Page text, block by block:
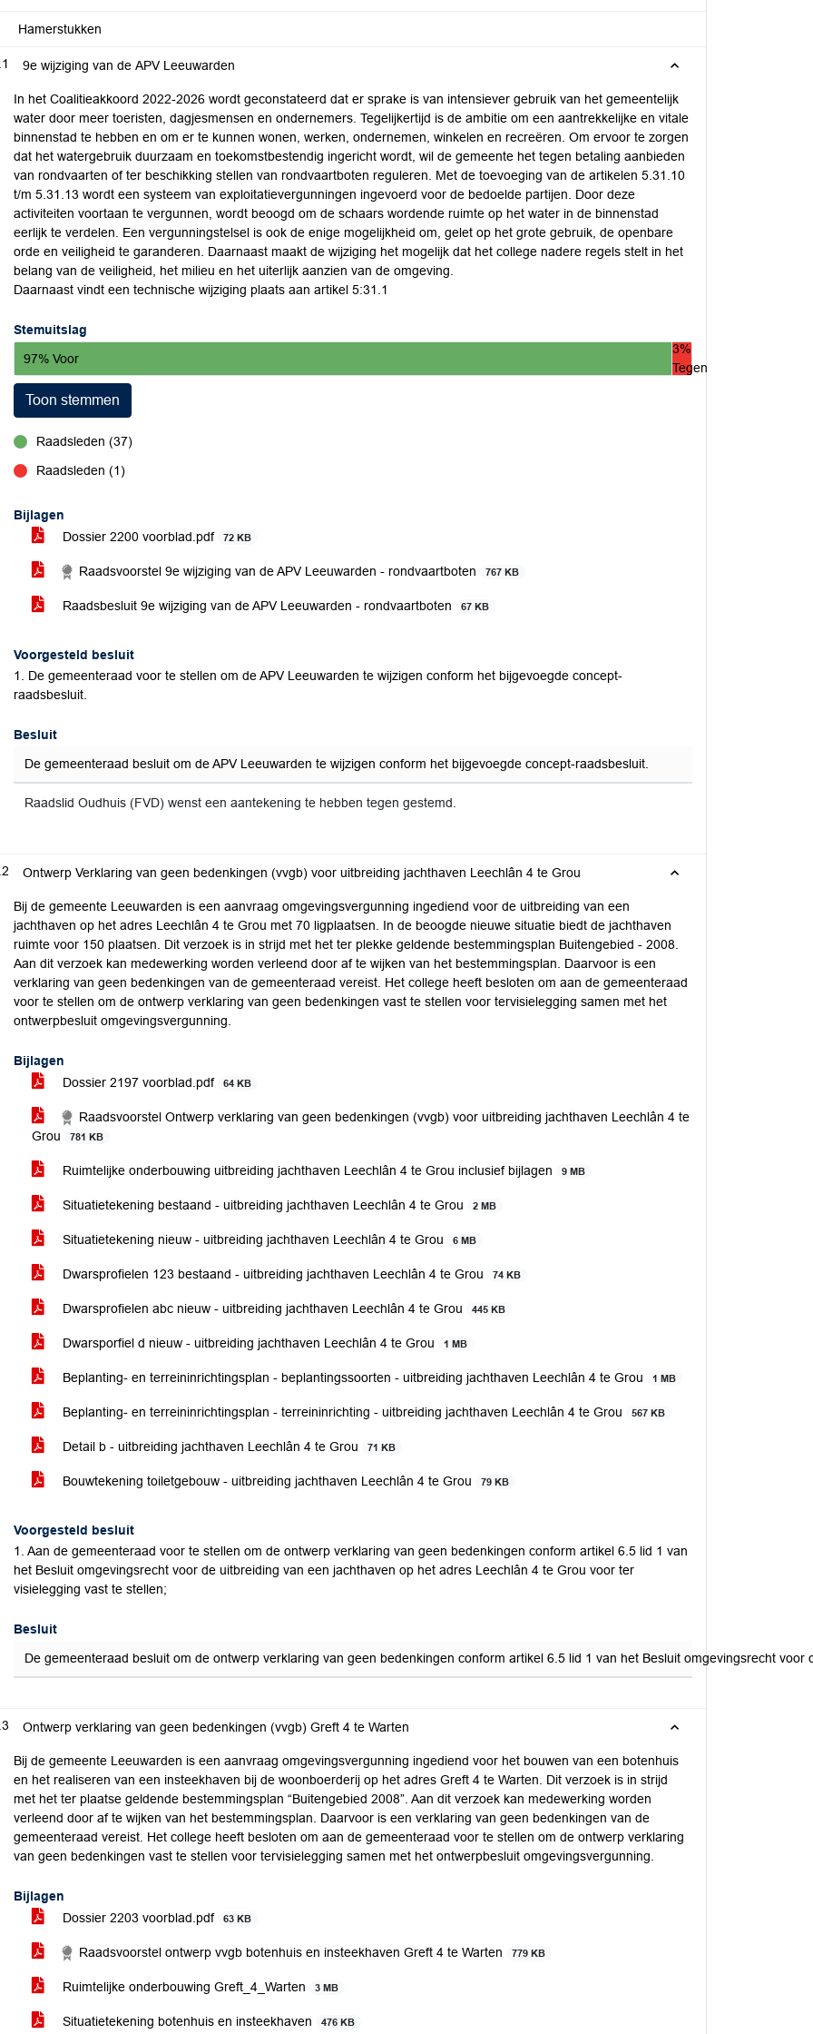
Hamerstukken
9e wijziging van de APV Leeuwarden
In het Coalitieakkoord 2022-2026 wordt geconstateerd dat er sprake is van intensiever gebruik van het gemeentelijk
water door meer toeristen, dagjesmensen en ondernemers. Tegelijkertijd is de ambitie om een aantrekkelijke en vitale
binnenstad te hebben en om er te kunnen wonen, werken, ondernemen, winkelen en recreëren. Om ervoor te zorgen
dat het watergebruik duurzaam en toekomstbestendig ingericht wordt, wil de gemeente het tegen betaling aanbieden
van rondvaarten of ter beschikking stellen van rondvaartboten reguleren. Met de toevoeging van de artikelen 5.31.10
t/m 5.31.13 wordt een systeem van exploitatievergunningen ingevoerd voor de bedoelde partijen. Door deze
activiteiten voortaan te vergunnen, wordt beoogd om de schaars wordende ruimte op het water in de binnenstad
eerlijk te verdelen. Een vergunningstelsel is ook de enige mogelijkheid om, gelet op het grote gebruik, de openbare
orde en veiligheid te garanderen. Daarnaast maakt de wijziging het mogelijk dat het college nadere regels stelt in het
belang van de veiligheid, het milieu en het uiterlijk aanzien van de omgeving.
Daarnaast vindt een technische wijziging plaats aan artikel 5:31.1
Stemuitslag
97% Voor
3%
Tegen
Toon stemmen
Raadsleden (37)
Raadsleden (1)
Bijlagen
Dossier 2200 voorblad.pdf
72 KB
Raadsvoorstel 9e wijziging van de APV Leeuwarden - rondvaartboten 767 KB
Raadsbesluit 9e wijziging van de APV Leeuwarden - rondvaartboten 67 KB
Voorgesteld besluit
1. De gemeenteraad voor te stellen om de APV Leeuwarden te wijzigen conform het bijgevoegde concept-
raadsbesluit.
Besluit
De gemeenteraad besluit om de APV Leeuwarden te wijzigen conform het bijgevoegde concept-raadsbesluit.
Raadslid Oudhuis (FVD) wenst een aantekening te hebben tegen gestemd.
Ontwerp Verklaring van geen bedenkingen (vvgb) voor uitbreiding jachthaven Leechlân 4 te Grou
Bij de gemeente Leeuwarden is een aanvraag omgevingsvergunning ingediend voor de uitbreiding van een
jachthaven op het adres Leechlân 4 te Grou met 70 ligplaatsen. In de beoogde nieuwe situatie biedt de jachthaven
ruimte voor 150 plaatsen. Dit verzoek is in strijd met het ter plekke geldende bestemmingsplan Buitengebied - 2008.
Aan dit verzoek kan medewerking worden verleend door af te wijken van het bestemmingsplan. Daarvoor is een
verklaring van geen bedenkingen van de gemeenteraad vereist. Het college heeft besloten om aan de gemeenteraad
voor te stellen om de ontwerp verklaring van geen bedenkingen vast te stellen voor tervisielegging samen met het
ontwerpbesluit omgevingsvergunning.
Bijlagen
Dossier 2197 voorblad.pdf
64 KB
Raadsvoorstel Ontwerp verklaring van geen bedenkingen (vvgb) voor uitbreiding jachthaven Leechlân 4 te
Grou
781 KB
Ruimtelijke onderbouwing uitbreiding jachthaven Leechlân 4 te Grou inclusief bijlagen 9 MB
Situatietekening bestaand - uitbreiding jachthaven Leechlân 4 te Grou 2 MB
Situatietekening nieuw - uitbreiding jachthaven Leechlân 4 te Grou 6 MB
Dwarsprofielen 123 bestaand - uitbreiding jachthaven Leechlân 4 te Grou 74 KB
Dwarsprofielen abc nieuw - uitbreiding jachthaven Leechlân 4 te Grou 445 KB
Dwarsporfiel d nieuw - uitbreiding jachthaven Leechlân 4 te Grou 1 MB
Beplanting- en terreininrichtingsplan - beplantingssoorten - uitbreiding jachthaven Leechlân 4 te Grou 1 MB
Beplanting- en terreininrichtingsplan - terreininrichting - uitbreiding jachthaven Leechlân 4 te Grou 567 KB
Detail b - uitbreiding jachthaven Leechlân 4 te Grou 71 KB
Bouwtekening toiletgebouw - uitbreiding jachthaven Leechlân 4 te Grou 79 KB
Voorgesteld besluit
1. Aan de gemeenteraad voor te stellen om de ontwerp verklaring van geen bedenkingen conform artikel 6.5 lid 1 van
het Besluit omgevingsrecht voor de uitbreiding van een jachthaven op het adres Leechlân 4 te Grou voor ter
visielegging vast te stellen;
Besluit
De gemeenteraad besluit om de ontwerp verklaring van geen bedenkingen conform artikel 6.5 lid 1 van het Besluit omgevingsrecht
Ontwerp verklaring van geen bedenkingen (vvgb) Greft 4 te Warten
Bij de gemeente Leeuwarden is een aanvraag omgevingsvergunning ingediend voor het bouwen van een botenhuis
en het realiseren van een insteekhaven bij de woonboerderij op het adres Greft 4 te Warten. Dit verzoek is in strijd
met het ter plaatse geldende bestemmingsplan “Buitengebied 2008”. Aan dit verzoek kan medewerking worden
verleend door af te wijken van het bestemmingsplan. Daarvoor is een verklaring van geen bedenkingen van de
gemeenteraad vereist. Het college heeft besloten om aan de gemeenteraad voor te stellen om de ontwerp verklaring
van geen bedenkingen vast te stellen voor tervisielegging samen met het ontwerpbesluit omgevingsvergunning.
Bijlagen
Dossier 2203 voorblad.pdf
63 KB
Raadsvoorstel ontwerp vvgb botenhuis en insteekhaven Greft 4 te Warten 779 KB
Ruimtelijke onderbouwing Greft_4_Warten 3 MB
Situatietekening botenhuis en insteekhaven 476 KB